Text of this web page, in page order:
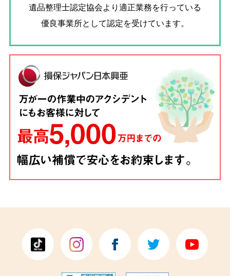
遺品整理士認定協会より適正業務を行っている
優良事業所として認定を受けています。